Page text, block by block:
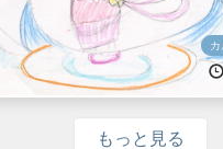
もっと見る